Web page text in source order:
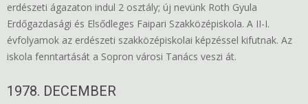
erdészeti ágazaton indul 2 osztály; új nevünk Roth Gyula
Erdőgazdasági és Elsődleges Faipari Szakközépiskola. A II-I.
évfolyamok az erdészeti szakközépiskolai képzéssel kifutnak. Az
iskola fenntartását a Sopron városi Tanács veszi át.
1978. DECEMBER